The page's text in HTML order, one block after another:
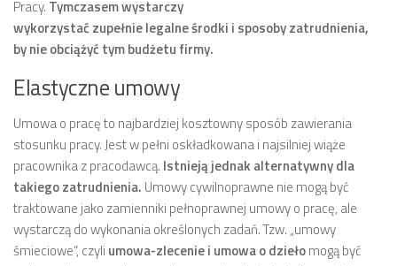
Pracy. Tymczasem wystarczy
wykorzystać zupełnie legalne środki i sposoby zatrudnienia,
by nie obciążyć tym budżetu firmy.
Elastyczne umowy
Umowa o pracę to najbardziej kosztowny sposób zawierania
stosunku pracy. Jest w pełni oskładkowana i najsilniej wiąże
pracownika z pracodawcą. Istnieją jednak alternatywny dla
takiego zatrudnienia. Umowy cywilnoprawne nie mogą być
traktowane jako zamienniki pełnoprawnej umowy o pracę, ale
wystarczą do wykonania określonych zadań. Tzw. „umowy
śmieciowe”, czyli umowa-zlecenie i umowa o dziełomogą być